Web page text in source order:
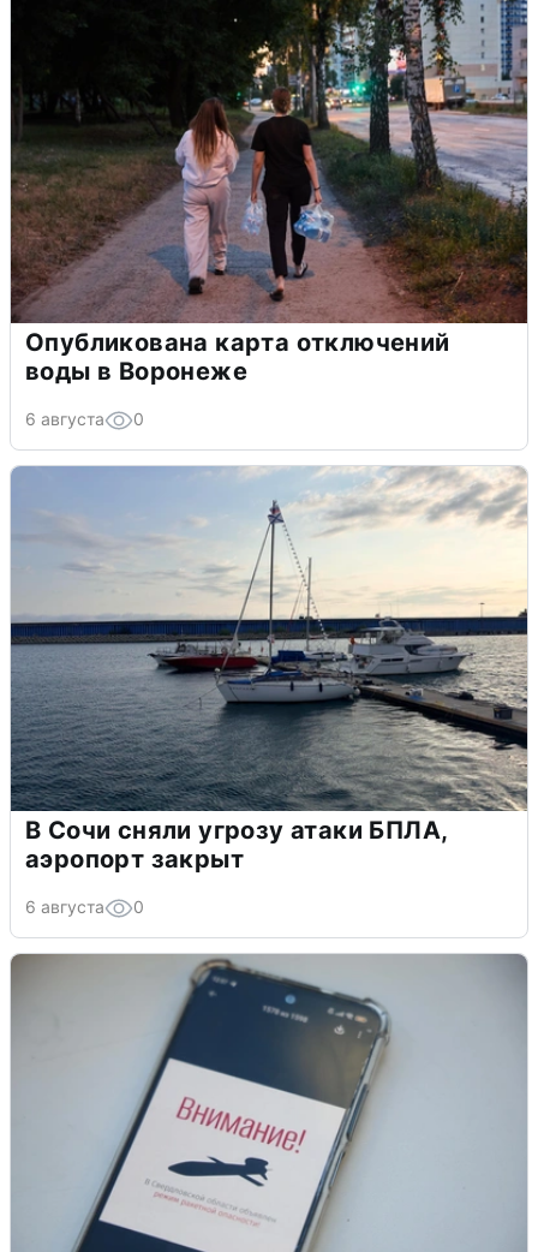
Опубликована карта отключений
воды в Воронеже
6 августа 0
В Сочи сняли угрозу атаки БПЛА,
аэропорт закрыт
6 августа 0